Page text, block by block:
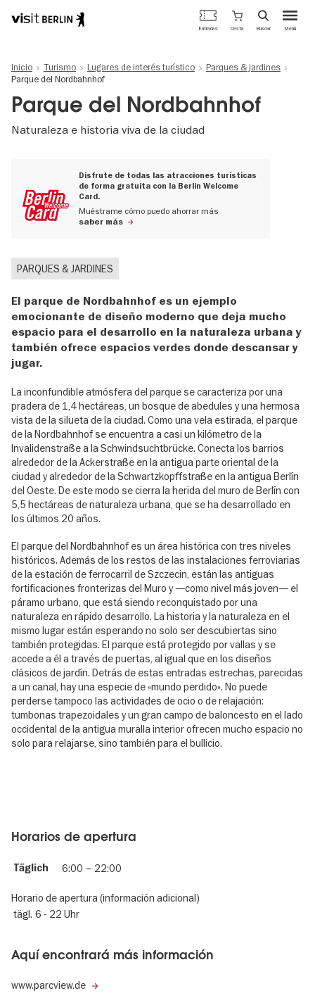
contenido
principal
Portal
de
Berlín
Menú
Entradas Cesta Buscar
Inicio Turismo Lugares de interés turístico
Parques & jardines
Parque del Nordbahnhof
Parque del Nordbahnhof
Naturaleza e historia viva de la ciudad
Disfrute de todas las atracciones turísticas
de forma gratuita con la Berlin Welcome
Card.
Muéstrame cómo puedo ahorrar más
saber más
PARQUES & JARDINES
El parque de Nordbahnhof es un ejemplo
emocionante de diseño moderno que deja mucho
espacio para el desarrollo en la naturaleza urbana y
también ofrece espacios verdes donde descansar y
jugar.
La inconfundible atmósfera del parque se caracteriza por una
pradera de 1,4 hectáreas, un bosque de abedules y una hermosa
vista de la silueta de la ciudad. Como una vela estirada, el parque
de la Nordbahnhof se encuentra a casi un kilómetro de la
Invalidenstraße a la Schwindsuchtbrücke. Conecta los barrios
alrededor de la Ackerstraße en la antigua parte oriental de la
ciudad y alrededor de la Schwartzkopffstraße en la antigua Berlín
del Oeste. De este modo se cierra la herida del muro de Berlín con
5,5 hectáreas de naturaleza urbana, que se ha desarrollado en
los últimos 20 años.
El parque del Nordbahnhof es un área histórica con tres niveles
históricos. Además de los restos de las instalaciones ferroviarias
de la estación de ferrocarril de Szczecin, están las antiguas
fortificaciones fronterizas del Muro y —como nivel más joven— el
páramo urbano, que está siendo reconquistado por una
naturaleza en rápido desarrollo. La historia y la naturaleza en el
mismo lugar están esperando no solo ser descubiertas sino
también protegidas. El parque está protegido por vallas y se
accede a él a través de puertas, al igual que en los diseños
clásicos de jardín. Detrás de estas entradas estrechas, parecidas
a un canal, hay una especie de «mundo perdido». No puede
perderse tampoco las actividades de ocio o de relajación:
tumbonas trapezoidales y un gran campo de baloncesto en el lado
occidental de la antigua muralla interior ofrecen mucho espacio no
solo para relajarse, sino también para el bullicio.
Horarios de apertura
Täglich 6:00 – 22:00
Horario de apertura (información adicional)
tägl. 6 - 22 Uhr
Aquí encontrará más información
www.parcview.de